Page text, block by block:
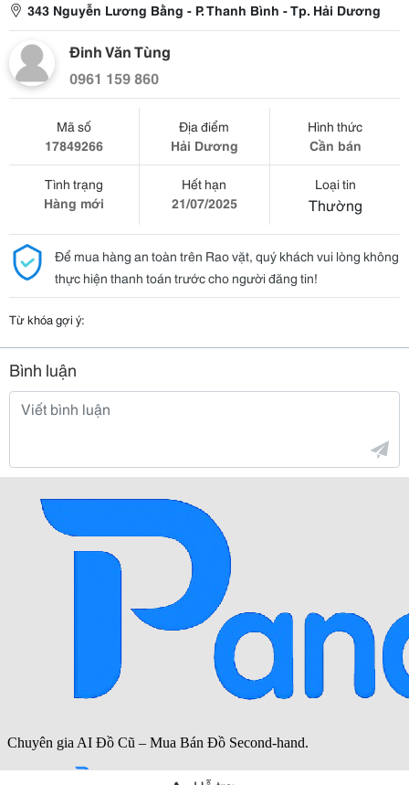
343 Nguyễn Lương Bằng - P. Thanh Bình - Tp. Hải Dương
Đinh Văn Tùng
0961 159 860
Mã số
17849266
Địa điểm
Hải Dương
Hình thức
Cần bán
Tình trạng
Hàng mới
Hết hạn
21/07/2025
Loại tin
Thường
Để mua hàng an toàn trên Rao vặt, quý khách vui lòng không
thực hiện thanh toán trước cho người đăng tin!
Từ khóa gợi ý:
Bình luận